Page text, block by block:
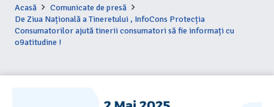
Acasă
Comunicate de presă
De Ziua Națională a Tineretului , InfoCons Protecția
Consumatorilor ajută tinerii consumatori să fie informați cu
o9atitudine !